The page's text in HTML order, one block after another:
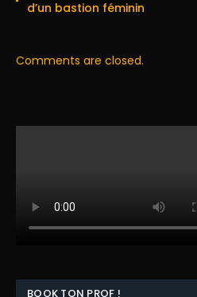
d’un bastion féminin
Comments are closed.
BOOK TON PROF !